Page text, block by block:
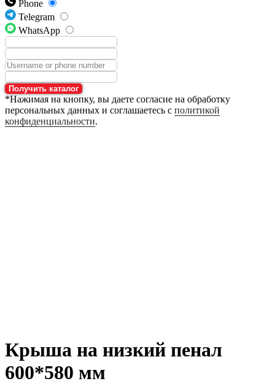
Phone
Telegram
WhatsApp
Получить каталог
*Нажимая на кнопку, вы даете согласие на обработку
персональных данных и соглашаетесь с политикой
конфиденциальности.
Крыша на низкий пенал
600*580 мм